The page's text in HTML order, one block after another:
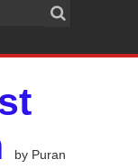
by Puran